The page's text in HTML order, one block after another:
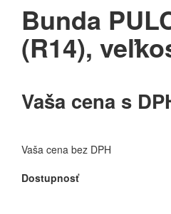
Bunda
(R14),
Vaša cena s
Vaša cena bez DPH
Dostupnosť